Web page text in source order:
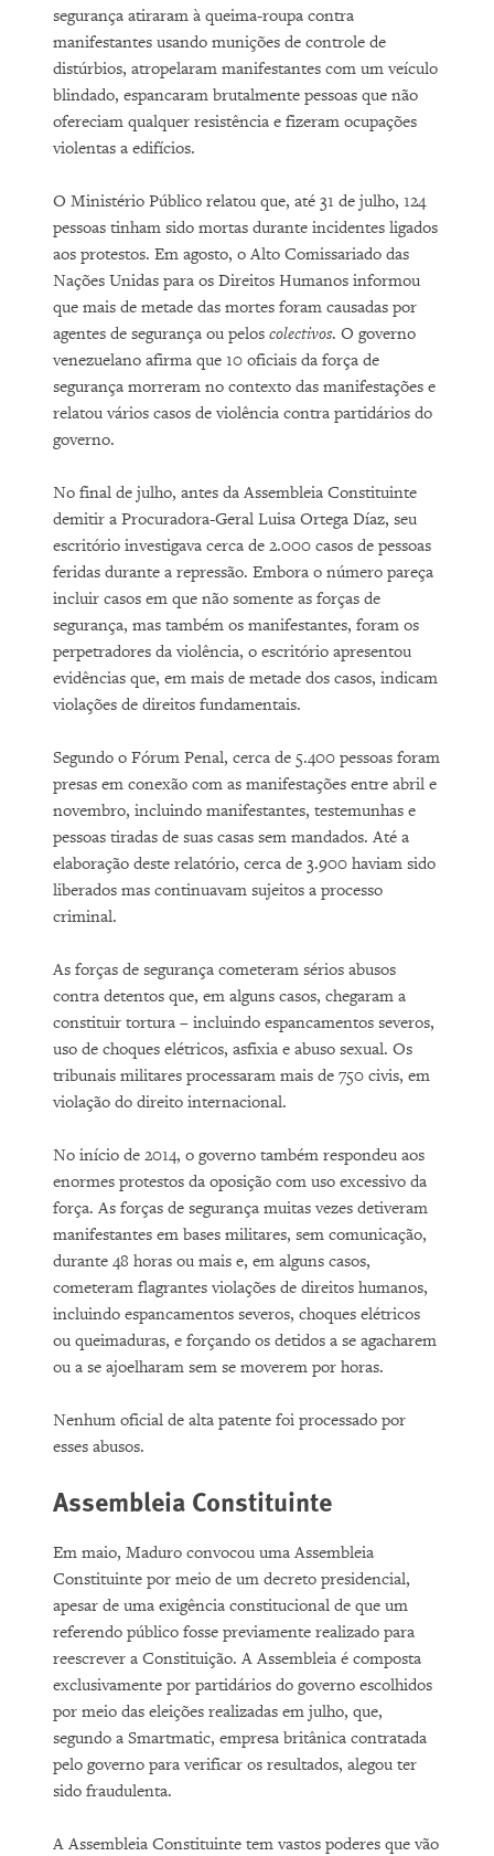
segurança atiraram à queima-roupa contra
manifestantes usando munições de controle de
distúrbios, atropelaram manifestantes com um veículo
blindado, espancaram brutalmente pessoas que não
ofereciam qualquer resistência e fizeram ocupações
violentas a edifícios.
O Ministério Público relatou que, até 31 de julho, 124
pessoas tinham sido mortas durante incidentes ligados
aos protestos. Em agosto, o Alto Comissariado das
Nações Unidas para os Direitos Humanos informou
que mais de metade das mortes foram causadas por
agentes de segurança ou pelos colectivos. O governo
venezuelano afirma que 10 oficiais da força de
segurança morreram no contexto das manifestações e
relatou vários casos de violência contra partidários do
governo.
No final de julho, antes da Assembleia Constituinte
demitir a Procuradora-Geral Luisa Ortega Díaz, seu
escritório investigava cerca de 2.000 casos de pessoas
feridas durante a repressão. Embora o número pareça
incluir casos em que não somente as forças de
segurança, mas também os manifestantes, foram os
perpetradores da violência, o escritório apresentou
evidências que, em mais de metade dos casos, indicam
violações de direitos fundamentais.
Segundo o Fórum Penal, cerca de 5.400 pessoas foram
presas em conexão com as manifestações entre abril e
novembro, incluindo manifestantes, testemunhas e
pessoas tiradas de suas casas sem mandados. Até a
elaboração deste relatório, cerca de 3.900 haviam sido
liberados mas continuavam sujeitos a processo
criminal.
As forças de segurança cometeram sérios abusos
contra detentos que, em alguns casos, chegaram a
constituir tortura – incluindo espancamentos severos,
uso de choques elétricos, asfixia e abuso sexual. Os
tribunais militares processaram mais de 750 civis, em
violação do direito internacional.
No início de 2014, o governo também respondeu aos
enormes protestos da oposição com uso excessivo da
força. As forças de segurança muitas vezes detiveram
manifestantes ​​em bases militares, sem comunicação,
durante 48 horas ou mais e, em alguns casos,
cometeram flagrantes violações de direitos humanos,
incluindo espancamentos severos, choques elétricos
ou queimaduras, e forçando os detidos a se agacharem
ou a se ajoelharam sem se moverem por horas.
Nenhum oficial de alta patente foi processado por
esses abusos.
Assembleia Constituinte
Em maio, Maduro convocou uma Assembleia
Constituinte por meio de um decreto presidencial,
apesar de uma exigência constitucional de que um
referendo público fosse previamente realizado para
reescrever a Constituição. A Assembleia é composta
exclusivamente por partidários do governo escolhidos
por meio das eleições realizadas em julho, que,
segundo a Smartmatic, empresa britânica contratada
pelo governo para verificar os resultados, alegou ter
sido fraudulenta.
A Assembleia Constituinte tem vastos poderes que vão